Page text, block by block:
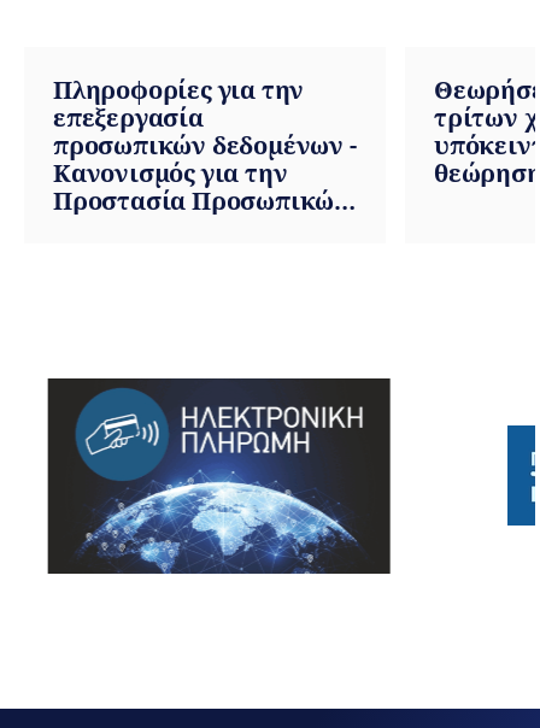
Πληροφορίες για την
επεξεργασία
προσωπικών δεδομένων -
Κανονισμός για την
Προστασία Προσωπικών
τρίτων